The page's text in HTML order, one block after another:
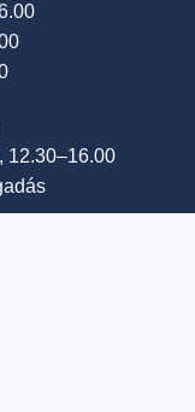
12.30–16.00